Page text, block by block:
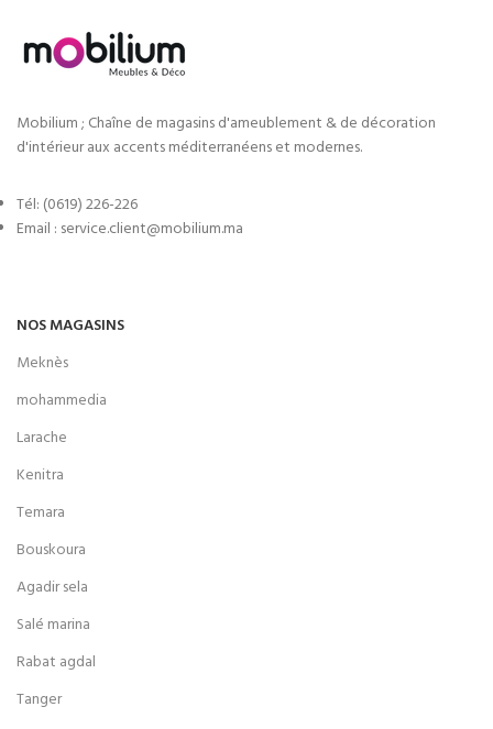
Mobilium ; Chaîne de magasins d'ameublement & de décoration
d'intérieur aux accents méditerranéens et modernes.
Tél: (0619) 226-226
Email : service.client@mobilium.ma
NOS MAGASINS
Meknès
mohammedia
Larache
Kenitra
Temara
Bouskoura
Agadir sela
Salé marina
Rabat agdal
Tanger